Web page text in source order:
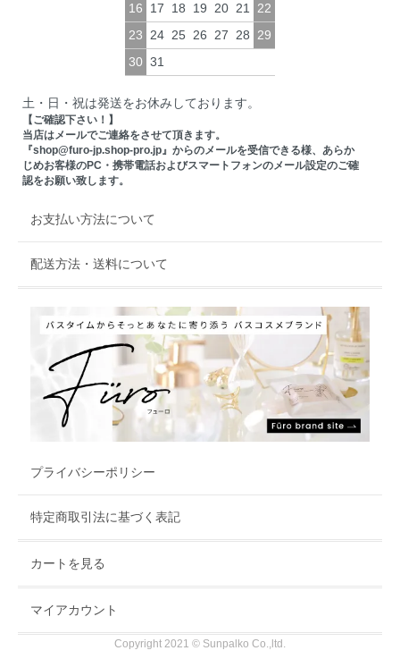
16
17 18 19 20 21 22
23 24 25 26 27 28 29
30 31
土・日・祝は発送をお休みしております。
【ご確認下さい！】
当店はメールでご連絡をさせて頂きます。
『shop@furo-jp.shop-pro.jp』からのメールを受信できる様、あらか
じめお客様のPC・携帯電話およびスマートフォンのメール設定のご確
認をお願い致します。
お支払い方法について
配送方法・送料について
プライバシーポリシー
特定商取引法に基づく表記
カートを見る
マイアカウント
Copyright 2021 © Sunpalko Co.,ltd.